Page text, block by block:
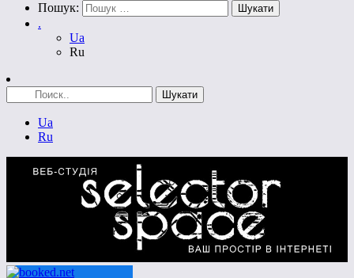
Пошук:
.
Ua
Ru
Ua
Ru